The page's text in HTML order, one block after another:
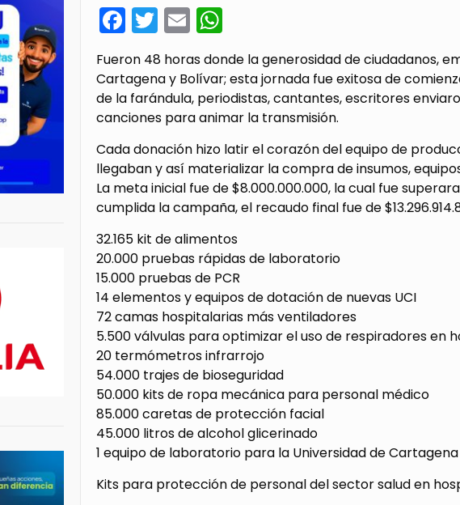
Facebook
Twitter
Email
Fueron 48 horas donde la generosidad de ciudadanos,
Cartagena y Bolívar; esta jornada fue exitosa de
de la farándula, periodistas, cantantes, escritores
canciones para animar la transmisión.
Cada donación hizo latir el corazón del equipo de
llegaban y así materializar la compra de insumos,
La meta inicial fue de $8.000.000.000, la cual fue
cumplida la campaña, el recaudo final fue de
32.165 kit de alimentos
20.000 pruebas rápidas de laboratorio
15.000 pruebas de PCR
14 elementos y equipos de dotación de nuevas UCI
72 camas hospitalarias más ventiladores
5.500 válvulas para optimizar el uso de respiradores en
20 termómetros infrarrojo
54.000 trajes de bioseguridad
50.000 kits de ropa mecánica para personal médico
85.000 caretas de protección facial
45.000 litros de alcohol glicerinado
1 equipo de laboratorio para la Universidad de
Kits para protección de personal del sector salud en